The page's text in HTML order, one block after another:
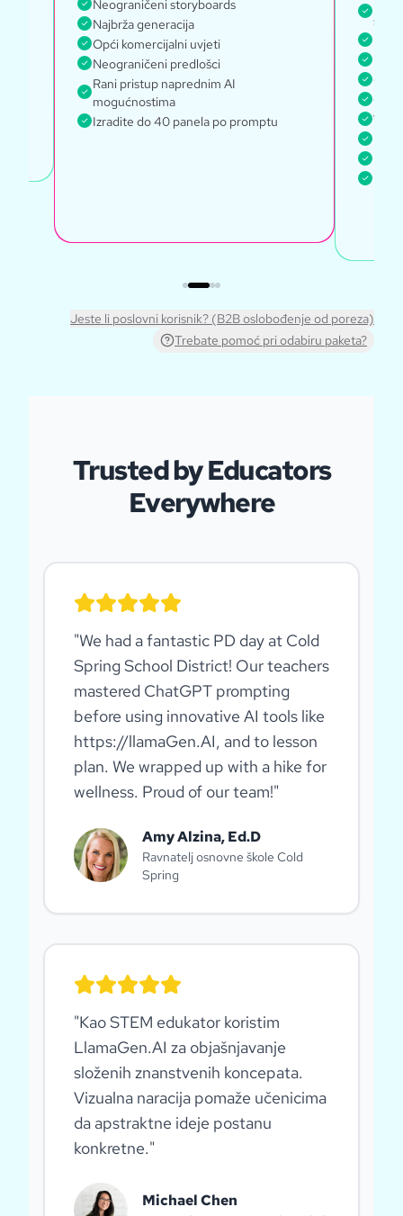
Neograničeni storyboards
Najbrža generacija
Opći komercijalni uvjeti
Neograničeni predlošci
Rani pristup naprednim AI
mogućnostima
Izradite do 40 panela po promptu
Opći
Jeste li poslovni korisnik? (B2B oslobođenje od poreza)
Trebate pomoć pri odabiru paketa?
Trusted by Educators
Everywhere
"We had a fantastic PD day at Cold
Spring School District! Our teachers
mastered ChatGPT prompting
before using innovative AI tools like
https://llamaGen.AI, and to lesson
plan. We wrapped up with a hike for
wellness. Proud of our team!"
Amy Alzina, Ed.D
Ravnatelj osnovne škole Cold
Spring
"Kao STEM edukator koristim
LlamaGen.AI za objašnjavanje
složenih znanstvenih koncepata.
Vizualna naracija pomaže učenicima
da apstraktne ideje postanu
konkretne."
Michael Chen